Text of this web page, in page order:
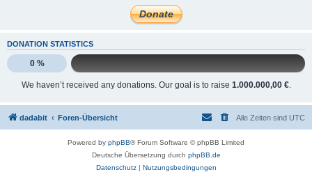
DONATION STATISTICS
0 %
We haven’t received any donations. Our goal is to raise 1.000.000,00 €.
dadabit Foren-Übersicht Alle Zeiten sind UTC
Powered by phpBB® Forum Software © phpBB Limited
Deutsche Übersetzung durch phpBB.de
Datenschutz| Nutzungsbedingungen